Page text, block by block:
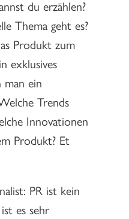
du erzählen?
Thema geht es?
Produkt zum
exklusives
ein
Trends
Innovationen
Produkt? Et
PR ist kein
es sehr